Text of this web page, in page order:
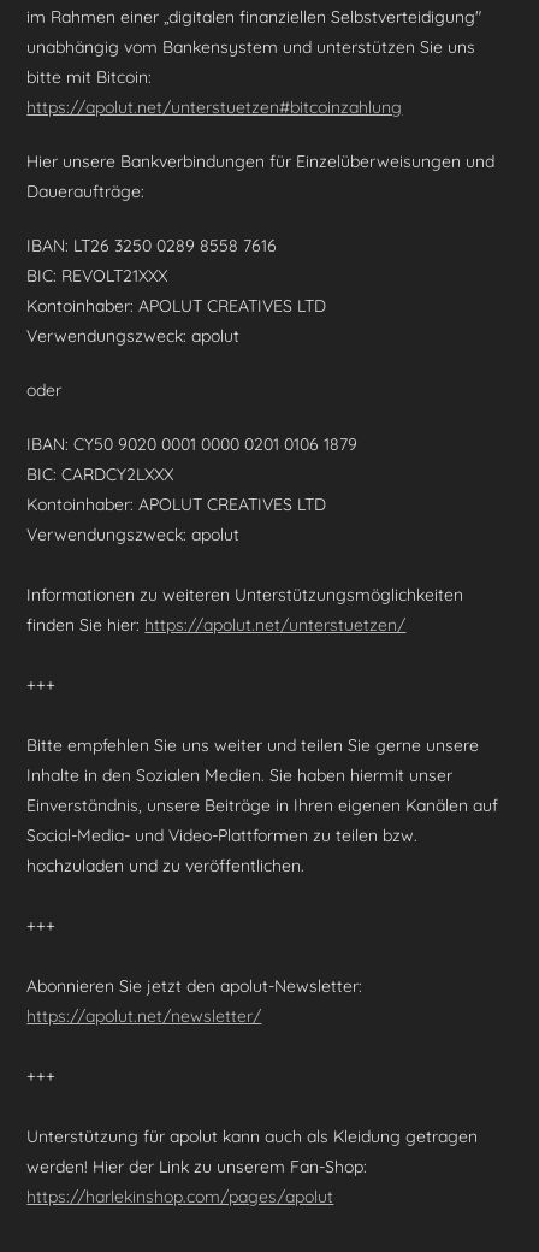
im Rahmen einer „digitalen finanziellen Selbstverteidigung"
unabhängig vom Bankensystem und unterstützen Sie uns
bitte mit Bitcoin:
https://apolut.net/unterstuetzen#bitcoinzahlung
Hier unsere Bankverbindungen für Einzelüberweisungen und
Daueraufträge:
IBAN: LT26 3250 0289 8558 7616
BIC: REVOLT21XXX
Kontoinhaber: APOLUT CREATIVES LTD
Verwendungszweck: apolut
oder
IBAN: CY50 9020 0001 0000 0201 0106 1879
BIC: CARDCY2LXXX
Kontoinhaber: APOLUT CREATIVES LTD
Verwendungszweck: apolut
Informationen zu weiteren Unterstützungsmöglichkeiten
finden Sie hier: https://apolut.net/unterstuetzen/
+++
Bitte empfehlen Sie uns weiter und teilen Sie gerne unsere
Inhalte in den Sozialen Medien. Sie haben hiermit unser
Einverständnis, unsere Beiträge in Ihren eigenen Kanälen auf
Social-Media- und Video-Plattformen zu teilen bzw.
hochzuladen und zu veröffentlichen.
+++
Abonnieren Sie jetzt den apolut-Newsletter:
https://apolut.net/newsletter/
+++
Unterstützung für apolut kann auch als Kleidung getragen
werden! Hier der Link zu unserem Fan-Shop:
https://harlekinshop.com/pages/apolut